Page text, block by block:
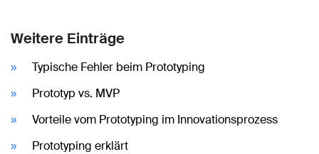
Weitere Einträge
Typische Fehler beim Prototyping
Prototyp vs. MVP
Vorteile vom Prototyping im Innovationsprozess
Prototyping erklärt